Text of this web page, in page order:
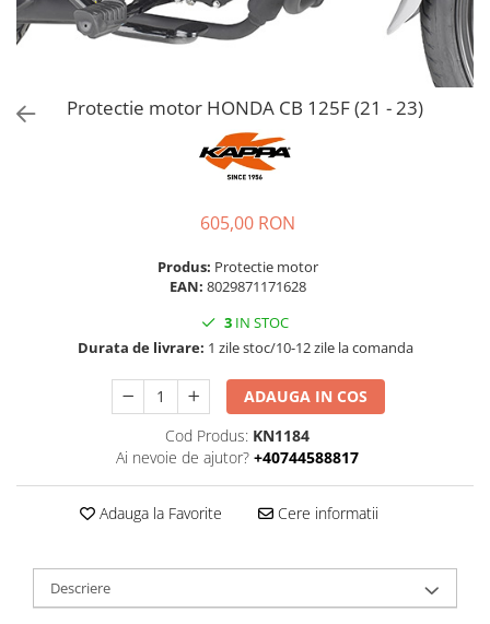
Protectie motor HONDA CB 125F (21 - 23)
605,00 RON
Produs: Protectie motor
EAN: 8029871171628
3 IN STOC
Durata de livrare: 1 zile stoc/10-12 zile la comanda
ADAUGA IN COS
Cod Produs: KN1184
Ai nevoie de ajutor? +40744588817
Adauga la Favorite Cere informatii
Descriere